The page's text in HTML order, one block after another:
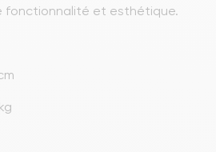
fonctionnalité et esthétique.